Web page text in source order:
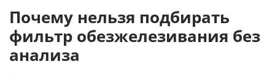
Почему нельзя подбирать
фильтр обезжелезивания без
анализа